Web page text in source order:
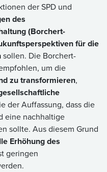
der SPD und
des
(Borchert-
für die
sollen. Die Borchert-
um die
zu transformieren,
der Auffassung, dass die
eine nachhaltige
sollte. Aus diesem Grund
Erhöhung des
geringen